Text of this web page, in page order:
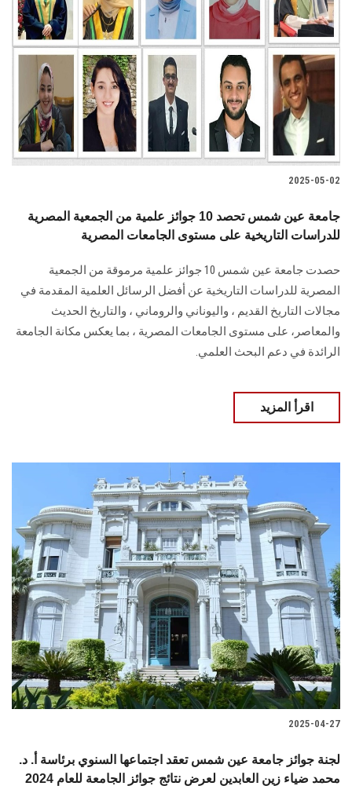
2025-05-02
جامعة عين شمس تحصد 10 جوائز علمية من الجمعية المصرية
للدراسات التاريخية على مستوى الجامعات المصرية
حصدت جامعة عين شمس 10 جوائز علمية مرموقة من الجمعية
المصرية للدراسات التاريخية عن أفضل الرسائل العلمية المقدمة في
مجالات التاريخ القديم ، واليوناني والروماني ، والتاريخ الحديث
والمعاصر، على مستوى الجامعات المصرية ، بما يعكس مكانة الجامعة
الرائدة في دعم البحث العلمي.
اقرأ المزيد
2025-04-27
لجنة جوائز جامعة عين شمس تعقد اجتماعها السنوي برئاسة أ. د.
محمد ضياء زين العابدين لعرض نتائج جوائز الجامعة للعام 2024